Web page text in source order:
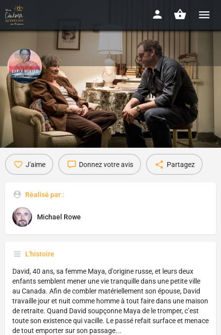
Early winter
2015 - 1h36min
Détails Bande-annonce Avis 0
J'aime Donnez votre avis Partagez
Réalisé par :
Michael Rowe
L'histoire
David, 40 ans, sa femme Maya, d'origine russe, et leurs deux
enfants semblent mener une vie tranquille dans une petite ville
au Canada. Afin de combler matériellement son épouse, David
travaille jour et nuit comme homme à tout faire dans une maison
de retraite. Quand David soupçonne Maya de le tromper, c’est
toute son existence qui vacille. Le passé refait surface et menace
de tout emporter sur son passage...